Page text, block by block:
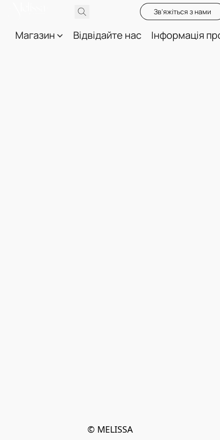
Зв'яжіться з нами
Магазин Відвідайте нас Інформація
© MELISSA